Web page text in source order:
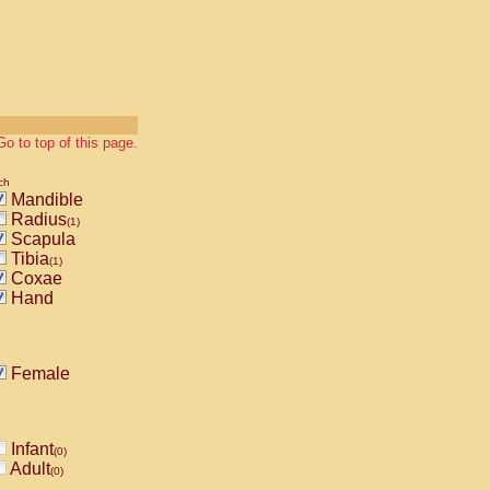
to top of this page.
Mandible
Radius(1)
Scapula
Tibia(1)
Coxae
Hand
Female
Infant(0)
Adult(0)